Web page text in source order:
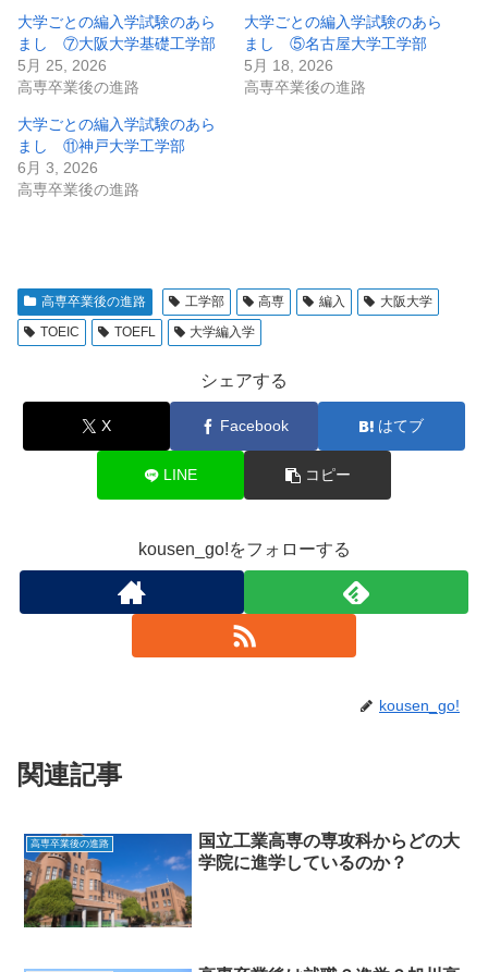
大学ごとの編入学試験のあら
まし ⑦大阪大学基礎工学部
5月 25, 2026
高専卒業後の進路
大学ごとの編入学試験のあら
まし ⑤名古屋大学工学部
5月 18, 2026
高専卒業後の進路
大学ごとの編入学試験のあら
まし ⑪神戸大学工学部
6月 3, 2026
高専卒業後の進路
高専卒業後の進路 工学部 高専 編入
大阪大学
TOEIC
TOEFL 大学編入学
シェアする
X Facebook はてブ
LINE コピー
kousen_go!をフォローする
kousen_go!
関連記事
高専卒業後の進路
国立工業高専の専攻科からどの大
学院に進学しているのか？